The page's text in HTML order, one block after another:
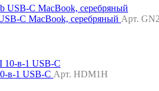
C MacBook, серебряный Арт.
в-1 USB-C Арт. HDM1H